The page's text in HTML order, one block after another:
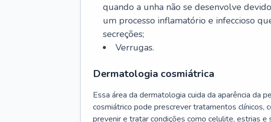
quando a unha não se desenvolve
um processo inflamatório e infeccioso
secreções;
Verrugas.
Dermatologia cosmiátrica
Essa área da dermatologia cuida da aparência da
cosmiátrico pode prescrever tratamentos clínicos,
prevenir e tratar condições como celulite, estrias e